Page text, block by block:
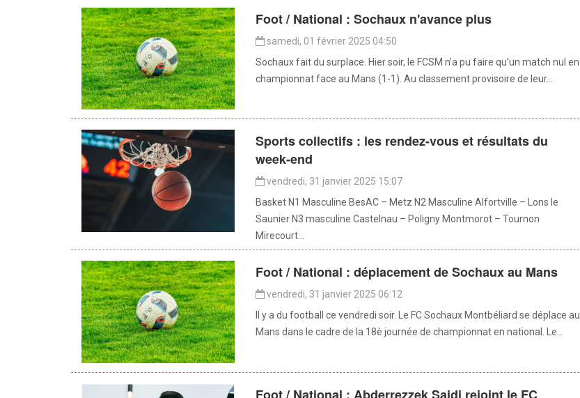
Foot / National : Sochaux n'avance plus
samedi, 01 février 2025 04:50
Sochaux fait du surplace. Hier soir, le FCSM n’a pu faire qu’un match nul en
championnat face au Mans (1-1). Au classement provisoire de leur...
Sports collectifs : les rendez-vous et résultats du
week-end
vendredi, 31 janvier 2025 15:07
Basket N1 Masculine BesAC – Metz N2 Masculine Alfortville – Lons le
Saunier N3 masculine Castelnau – Poligny Montmorot – Tournon
Mirecourt...
Foot / National : déplacement de Sochaux au Mans
vendredi, 31 janvier 2025 06:12
Il y a du football ce vendredi soir. Le FC Sochaux Montbéliard se déplace au
Mans dans le cadre de la 18è journée de championnat en national. Le...